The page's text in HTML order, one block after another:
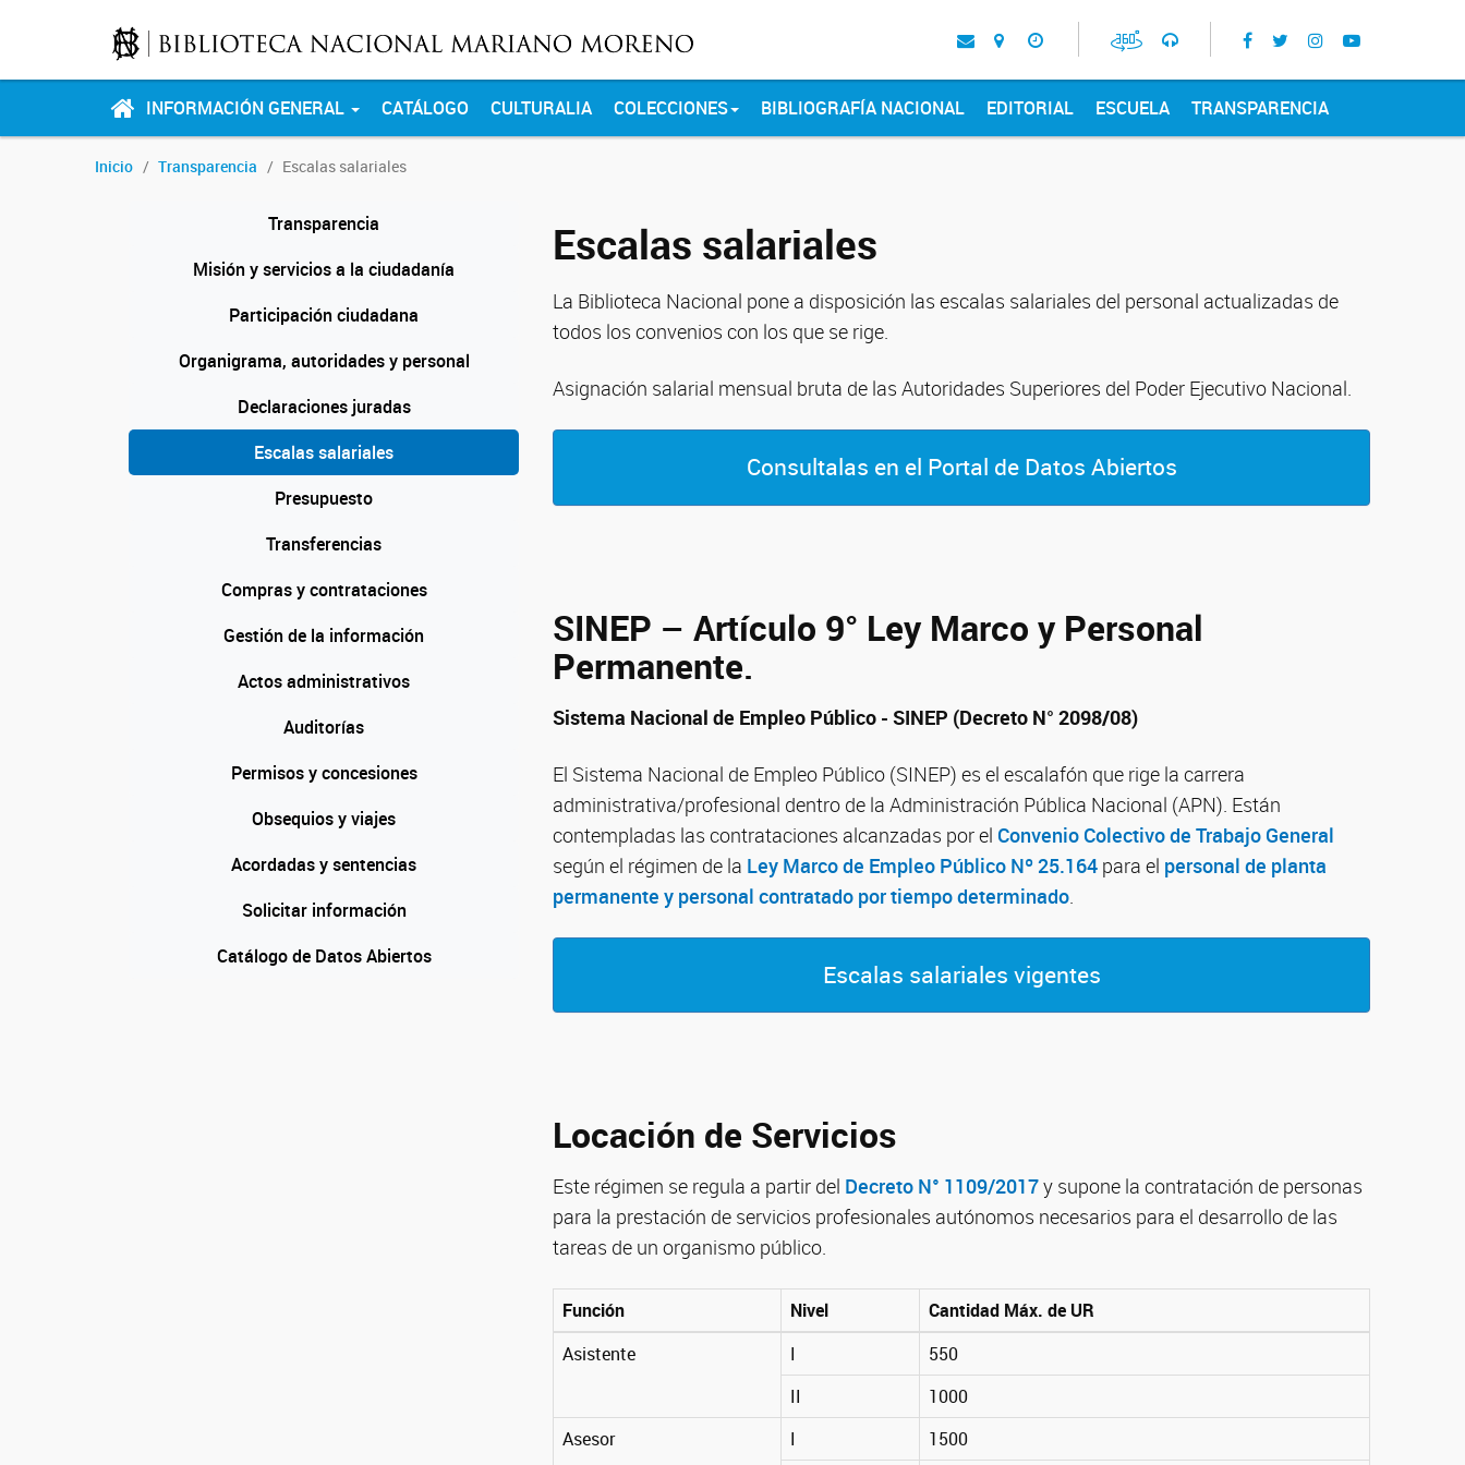
INFORMACIÓN GENERAL CATÁLOGO CULTURALIA COLECCIONES BIBLIOGRAFÍA NACIONAL EDITORIAL ESCUELA TRANSPARENCIA
Inicio Transparencia Escalas salariales
Transparencia
Misión y servicios a la ciudadanía
Participación ciudadana
Organigrama, autoridades y personal
Declaraciones juradas
Escalas salariales
Presupuesto
Transferencias
Compras y contrataciones
Gestión de la información
Actos administrativos
Auditorías
Permisos y concesiones
Obsequios y viajes
Acordadas y sentencias
Solicitar información
Catálogo de Datos Abiertos
Escalas salariales
La Biblioteca Nacional pone a disposición las escalas salariales del personal actualizadas de
todos los convenios con los que se rige.
Asignación salarial mensual bruta de las Autoridades Superiores del Poder Ejecutivo Nacional.
Consultalas en el Portal de Datos Abiertos
SINEP – Artículo 9° Ley Marco y Personal
Permanente.
Sistema Nacional de Empleo Público - SINEP (Decreto N° 2098/08)
El Sistema Nacional de Empleo Público (SINEP) es el escalafón que rige la carrera
administrativa/profesional dentro de la Administración Pública Nacional (APN). Están
contempladas las contrataciones alcanzadas por el Convenio Colectivo de Trabajo General
según el régimen de la Ley Marco de Empleo Público Nº 25.164 para el personal de planta
permanente y personal contratado por tiempo determinado
Escalas salariales vigentes
Locación de Servicios
Este régimen se regula a partir del Decreto N° 1109/2017y supone la contratación de personas
para la prestación de servicios profesionales autónomos necesarios para el desarrollo de las
tareas de un organismo público.
Función Nivel
Cantidad Máx. de UR
Asistente
I
550
II
1000
Asesor
I 1500